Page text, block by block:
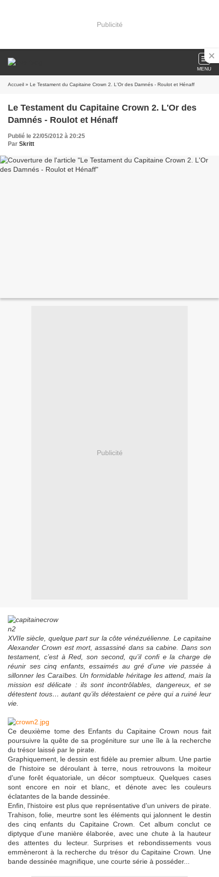
Publicité
MENU
Accueil » Le Testament du Capitaine Crown 2. L'Or des Damnés - Roulot et Hénaff
Le Testament du Capitaine Crown 2. L'Or des
Damnés - Roulot et Hénaff
Publié le 22/05/2012 à 20:25
Par Skritt
Publicité
XVIIe siècle, quelque part sur la côte vénézuélienne. Le capitaine
Alexander Crown est mort, assassiné dans sa cabine. Dans son
testament, c’est à Red, son second, qu’il confi e la charge de
réunir ses cinq enfants, essaimés au gré d’une vie passée à
sillonner les Caraïbes. Un formidable héritage les attend, mais la
mission est délicate : ils sont incontrôlables, dangereux, et se
détestent tous… autant qu’ils détestaient ce père qui a ruiné leur
vie.
Ce deuxième tome des Enfants du Capitaine Crown nous fait
poursuivre la quête de sa progéniture sur une île à la recherche
du trésor laissé par le pirate.
Graphiquement, le dessin est fidèle au premier album. Une partie
de l'histoire se déroulant à terre, nous retrouvons la moiteur
d'une forêt équatoriale, un décor somptueux. Quelques cases
sont encore en noir et blanc, et dénote avec les couleurs
éclatantes de la bande dessinée.
Enfin, l'histoire est plus que représentative d'un univers de pirate.
Trahison, folie, meurtre sont les éléments qui jalonnent le destin
des cinq enfants du Capitaine Crown. Cet album conclut ce
diptyque d'une manière élaborée, avec une chute à la hauteur
des attentes du lecteur. Surprises et rebondissements vous
emmèneront à la recherche du trésor du Capitaine Crown. Une
bande dessinée magnifique, une courte série à posséder...